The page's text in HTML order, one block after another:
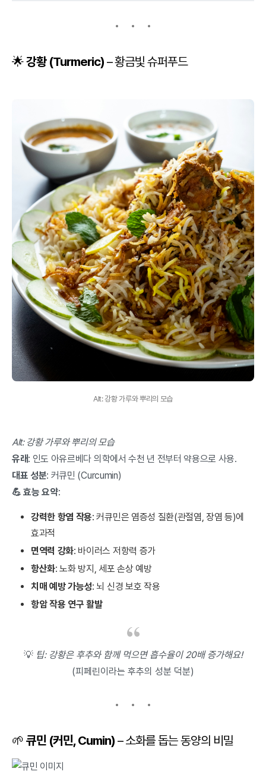
🌟강황 (Turmeric) – 황금빛 슈퍼푸드
Alt: 강황 가루와 뿌리의 모습
Alt: 강황 가루와 뿌리의 모습
유래: 인도 아유르베다 의학에서 수천 년 전부터 약용으로 사용.
대표 성분: 커큐민 (Curcumin)
💪 효능 요약:
강력한 항염 작용: 커큐민은 염증성 질환(관절염, 장염 등)에
효과적
면역력 강화: 바이러스 저항력 증가
항산화: 노화 방지, 세포 손상 예방
치매 예방 가능성: 뇌 신경 보호 작용
항암 작용 연구 활발
💡 팁: 강황은 후추와 함께 먹으면 흡수율이 20배 증가해요!
(피페린이라는 후추의 성분 덕분)
🌱 큐민 (커민, Cumin) – 소화를 돕는 동양의 비밀